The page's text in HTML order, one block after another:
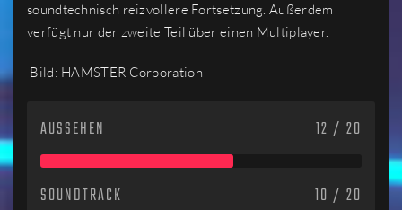
soundtechnisch reizvollere Fortsetzung. Außerdem
verfügt nur der zweite Teil über einen Multiplayer.
Bild: HAMSTER Corporation
AUSSEHEN 12 / 20
SOUNDTRACK 10 / 20